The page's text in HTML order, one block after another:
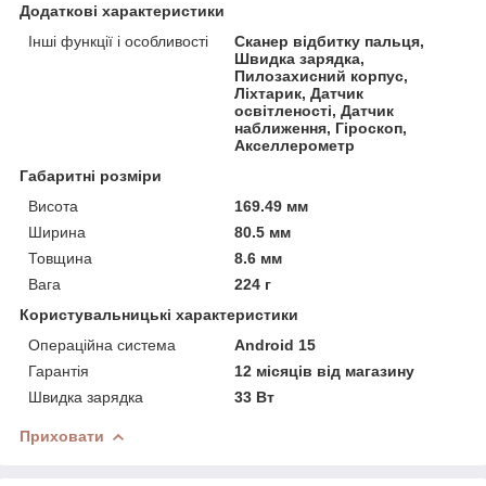
Додаткові характеристики
Інші функції і особливості
Сканер відбитку пальця,
Швидка зарядка,
Пилозахисний корпус,
Ліхтарик, Датчик
освітленості, Датчик
наближення, Гіроскоп,
Акселлерометр
Габаритні розміри
Висота
169.49 мм
Ширина
80.5 мм
Товщина
8.6 мм
Вага
224 г
Користувальницькі характеристики
Операційна система
Android 15
Гарантія
12 місяців від магазину
Швидка зарядка
33 Вт
Приховати